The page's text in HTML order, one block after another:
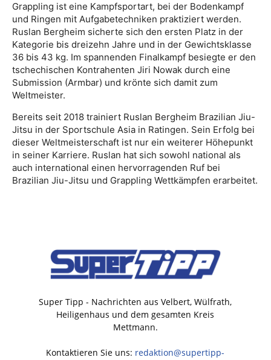
Grappling ist eine Kampfsportart, bei der Bodenkampf
und Ringen mit Aufgabetechniken praktiziert werden.
Ruslan Bergheim sicherte sich den ersten Platz in der
Kategorie bis dreizehn Jahre und in der Gewichtsklasse
36 bis 43 kg. Im spannenden Finalkampf besiegte er den
tschechischen Kontrahenten Jiri Nowak durch eine
Submission (Armbar) und krönte sich damit zum
Weltmeister.
Bereits seit 2018 trainiert Ruslan Bergheim Brazilian Jiu-
Jitsu in der Sportschule Asia in Ratingen. Sein Erfolg bei
dieser Weltmeisterschaft ist nur ein weiterer Höhepunkt
in seiner Karriere. Ruslan hat sich sowohl national als
auch international einen hervorragenden Ruf bei
Brazilian Jiu-Jitsu und Grappling Wettkämpfen erarbeitet.
Super Tipp - Nachrichten aus Velbert, Wülfrath,
Heiligenhaus und dem gesamten Kreis
Mettmann.
Kontaktieren Sie uns: redaktion@supertipp-